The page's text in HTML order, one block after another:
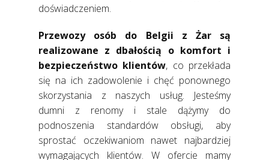
doświadczeniem.
Przewozy osób do Belgii z Żar są
realizowane z dbałością o komfort i
bezpieczeństwo klientów, co przekłada
się na ich zadowolenie i chęć ponownego
skorzystania z naszych usług. Jesteśmy
dumni z renomy i stale dążymy do
podnoszenia standardów obsługi, aby
sprostać oczekiwaniom nawet najbardziej
wymagających klientów. W ofercie mamy